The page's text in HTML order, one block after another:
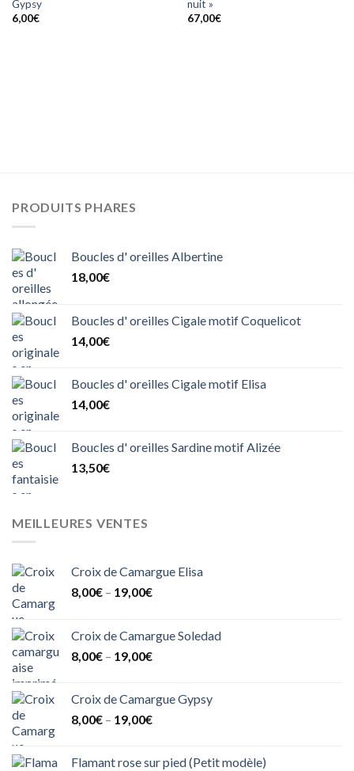
Gypsy
6,00€
nuit »
67,00€
PRODUITS PHARES
Boucles d' oreilles Albertine
18,00€
Boucles d' oreilles Cigale motif Coquelicot
14,00€
Boucles d' oreilles Cigale motif Elisa
14,00€
Boucles d' oreilles Sardine motif Alizée
13,50€
MEILLEURES VENTES
Croix de Camargue Elisa
8,00€ – 19,00€
Croix de Camargue Soledad
8,00€ – 19,00€
Croix de Camargue Gypsy
8,00€ – 19,00€
Flamant rose sur pied (Petit modèle)